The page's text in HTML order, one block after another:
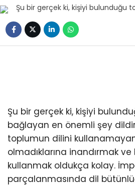
Şu bir gerçek ki, kişiyi
bağlayan en önemli şey
toplumun dilini
olmadıklarına inandırmak
kullanmak oldukça kolay.
parçalanmasında dil